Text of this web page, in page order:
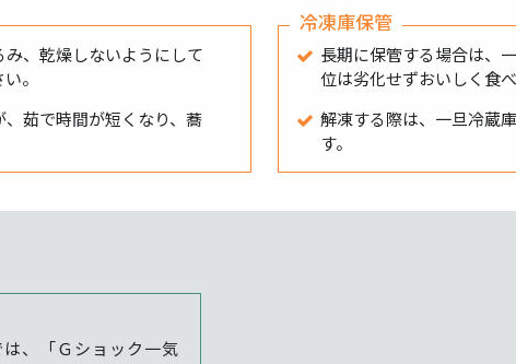
、乾燥しないようにして
。
茹で時間が短くなり、蕎
冷凍庫保管
長期に保管する場合は、
位は劣化せずおいしく食
解凍する際は、一旦冷蔵
す。
、「Ｇショック一気